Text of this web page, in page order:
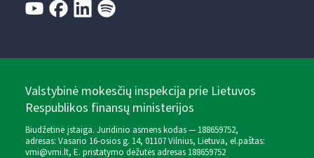
Valstybinė mokesčių inspekcija prie Lietuvos
Respublikos finansų ministerijos
Biudžetinė įstaiga. Juridinio asmens kodas — 188659752,
adresas: Vasario 16-osios g. 14, 01107 Vilnius, Lietuva, el.paštas:
vmi@vmi.lt, E. pristatymo dėžutės adresas 188659752